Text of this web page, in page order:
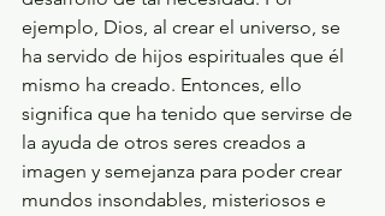
ejemplo, Dios, al crear el universo, se
ha servido de hijos espirituales que él
mismo ha creado. Entonces, ello
significa que ha tenido que servirse de
la ayuda de otros seres creados a
imagen y semejanza para poder crear
mundos insondables, misteriosos e